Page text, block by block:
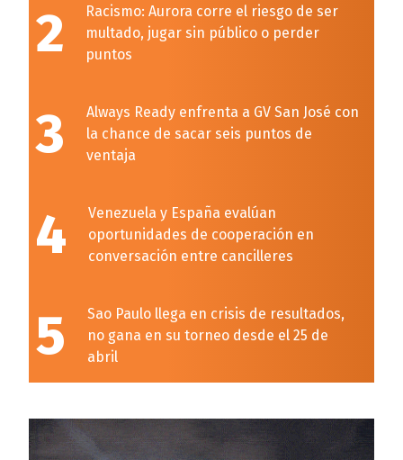
2
Racismo: Aurora corre el riesgo de ser
multado, jugar sin público o perder
puntos
3
Always Ready enfrenta a GV San José con
la chance de sacar seis puntos de
ventaja
4
Venezuela y España evalúan
oportunidades de cooperación en
conversación entre cancilleres
5
Sao Paulo llega en crisis de resultados,
no gana en su torneo desde el 25 de
abril